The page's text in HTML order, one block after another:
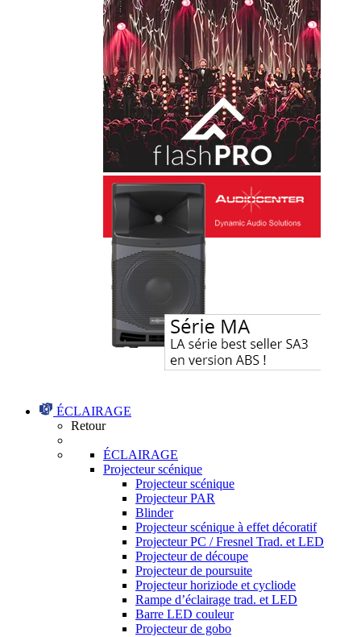
ÉCLAIRAGE
Retour
ÉCLAIRAGE
Projecteur scénique
Projecteur scénique
Projecteur PAR
Blinder
Projecteur scénique à effet décoratif
Projecteur PC / Fresnel Trad. et LED
Projecteur de découpe
Projecteur de poursuite
Projecteur horiziode et cycliode
Rampe d’éclairage trad. et LED
Barre LED couleur
Projecteur de gobo